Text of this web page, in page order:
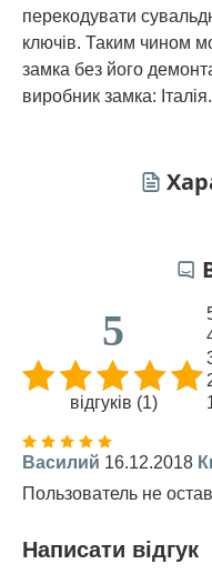
перекодувати
ключів. Таким чином
замка без його
виробник замка: Італія.
5
відгуків (1)
Василий 16.12.2018
Пользователь не
Написати відгук